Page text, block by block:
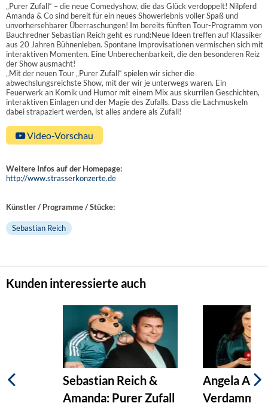
„Purer Zufall“ – die neue Comedyshow, die das Glück verdoppelt! Nilpferd
Amanda & Co sind bereit für ein neues Showerlebnis voller Spaß und
unvorhersehbarer Überraschungen! Im bereits fünften Tour-Programm von
Bauchredner Sebastian Reich geht es rund:Neue Ideen treffen auf Klassiker
aus 20 Jahren Bühnenleben. Spontane Improvisationen vermischen sich mit
interaktiven Momenten. Eine Unberechenbarkeit, die den besonderen Reiz
der Show ausmacht!
„Mit der neuen Tour „Purer Zufall“ spielen wir sicher die
abwechslungsreichste Show, mit der wir je unterwegs waren. Ein
Feuerwerk an Komik und Humor mit einem Mix aus skurrilen Geschichten,
interaktiven Einlagen und der Magie des Zufalls. Dass die Lachmuskeln
dabei strapaziert werden, ist alles andere als Zufall!
Video-Vorschau
Weitere Infos auf der Homepage:
http://www.strasserkonzerte.de
Künstler / Programme / Stücke:
Sebastian Reich
Kunden interessierte auch
Sebastian Reich &
Amanda: Purer Zufall
Angela
Verdammt,